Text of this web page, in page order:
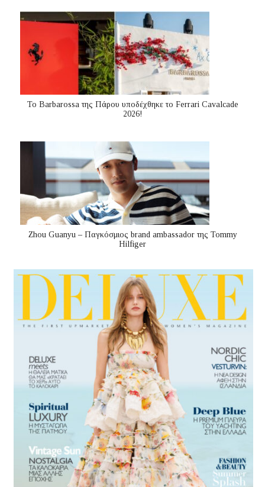
Το Barbarossa της Πάρου υποδέχθηκε το Ferrari Cavalcade
2026!
Zhou Guanyu – Παγκόσμιος brand ambassador της Tommy
Hilfiger